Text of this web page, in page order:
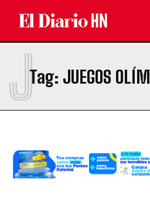
Tag: JUEGOS
J